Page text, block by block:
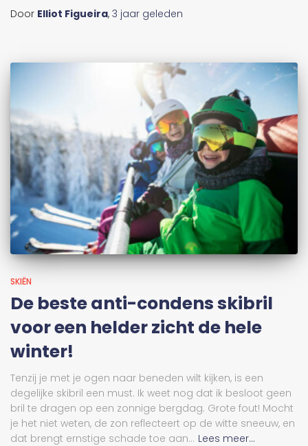
Door Elliot Figueira, 3 jaar geleden
SKIËN
De beste anti-condens skibril
voor een helder zicht de hele
winter!
Tenzij je met je ogen naar beneden wilt kijken, is een
degelijke skibril een must. Ik weet nog dat ik besloot geen
bril te dragen op een zonnige bergdag. Grote fout! Mocht
je het niet weten, de zon reflecteert op de witte sneeuw, en
dat brengt ernstige schade toe aan... Lees meer...